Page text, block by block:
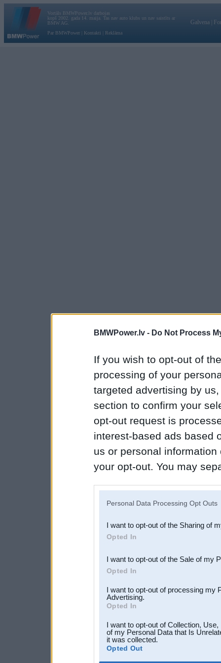
BMWPower.lv - Do Not Process
If you wish to opt-out of
processing of your
targeted advertising by
section to confirm your
opt-out request is
interest-based ads based
us or personal
your opt-out. You may
Downstream Participants
third parties.
Personal Data Processing Opt Outs
I want to opt-out of the Sharing of
Opted In
I want to opt-out of the Sale of my
Opted In
I want to opt-out of processing my
Advertising.
Opted In
I want to opt-out of Collection,
of my Personal Data that Is
it was collected.
Opted Out
Vortāls BMWPower.lv darbojas
kopš 2002. gada 14. maija. Tas nav auto klubs un nav saistīts ar
BMW AG.
Par BMWPower
Kontakti Reklāma
Galvena